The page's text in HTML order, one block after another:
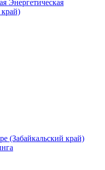
Энергетическая
(Забайкальский край)